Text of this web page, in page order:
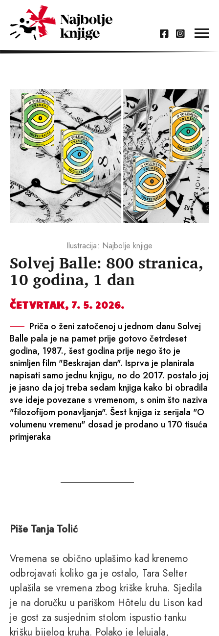
Solvej Balle: 800 stranica,
10 godina, 1 dan
ČETVRTAK, 7. 5. 2026.
Priča o ženi zatočenoj u jednom danu Solvej
Balle pala je na pamet prije gotovo četrdeset
godina, 1987., šest godina prije nego što je
snimljen film "Beskrajan dan". Isprva je planirala
napisati samo jednu knjigu, no do 2017. postalo joj
je jasno da joj treba sedam knjiga kako bi obradila
sve ideje povezane s vremenom, s onim što naziva
"filozofijom ponavljanja". Šest knjiga iz serijala "O
volumenu vremenu" dosad je prodano u 170 tisuća
primjeraka
Ilustracija: Najbolje knjige
Piše Tanja Tolić
Vremena se obično uplašimo kad krenemo
odbrojavati koliko ga je ostalo, Tara Selter
uplašila se vremena zbog kriške kruha. Sjedila
je na doručku u pariškom Hôtelu du Lison kad
je gost za susjednim stolom ispustio tanku
krišku bijelog kruha. Polako je lelujala,